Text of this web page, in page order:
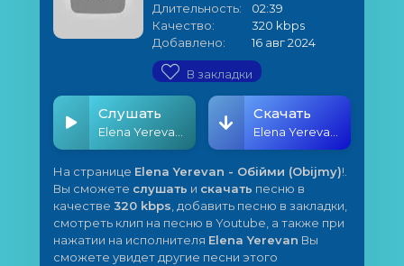
Длительность:
02:39
Качество:
320 kbps
Добавлено:
16 авг 2024
В закладки
Слушать Скачать
На странице Elena Yerevan - Обійми (Obijmy)!.
Вы сможете слушать и скачать песню в
качестве 320 kbps , добавить песню в закладки,
смотреть клип на песню в Youtube, а также при
нажатии на исполнителя Elena Yerevan Вы
сможете увидет другие песни этого